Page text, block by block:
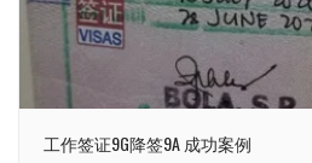
工作签证9G降签9A 成功案例